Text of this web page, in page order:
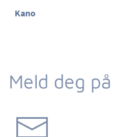
Kano
Meld deg